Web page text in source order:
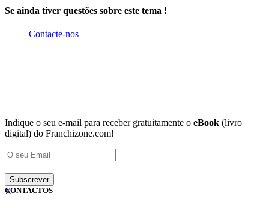
Se ainda tiver questões sobre este tema !
Contacte-nos
Indique o seu e-mail para receber gratuitamente o eBook (livro
digital) do Franchizone.com!
X
CONTACTOS